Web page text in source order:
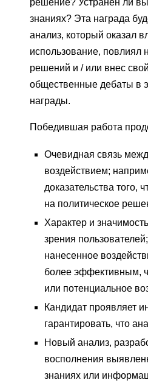
знаниях? Эта награда
анализ, который оказал
использование, повлиял
решений и / или внес
общественные дебаты в
награды.
Победившая работа
Очевидная связь
воздействием;
доказательства того,
на политическое
Характер и
зрения
нанесенное
более эффективным,
или потенциальное
Кандидат проявляет
гарантировать, что
Новый анализ,
восполнения
знаниях или